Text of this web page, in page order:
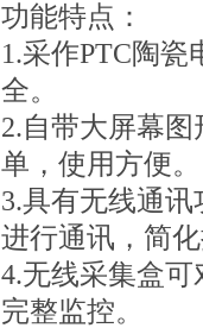
功能特点：
1.采作PTC陶
全。
2.自带大屏幕
单，使用方便。
3.具有无线通
进行通讯，简
4.无线采集盒
完整监控。